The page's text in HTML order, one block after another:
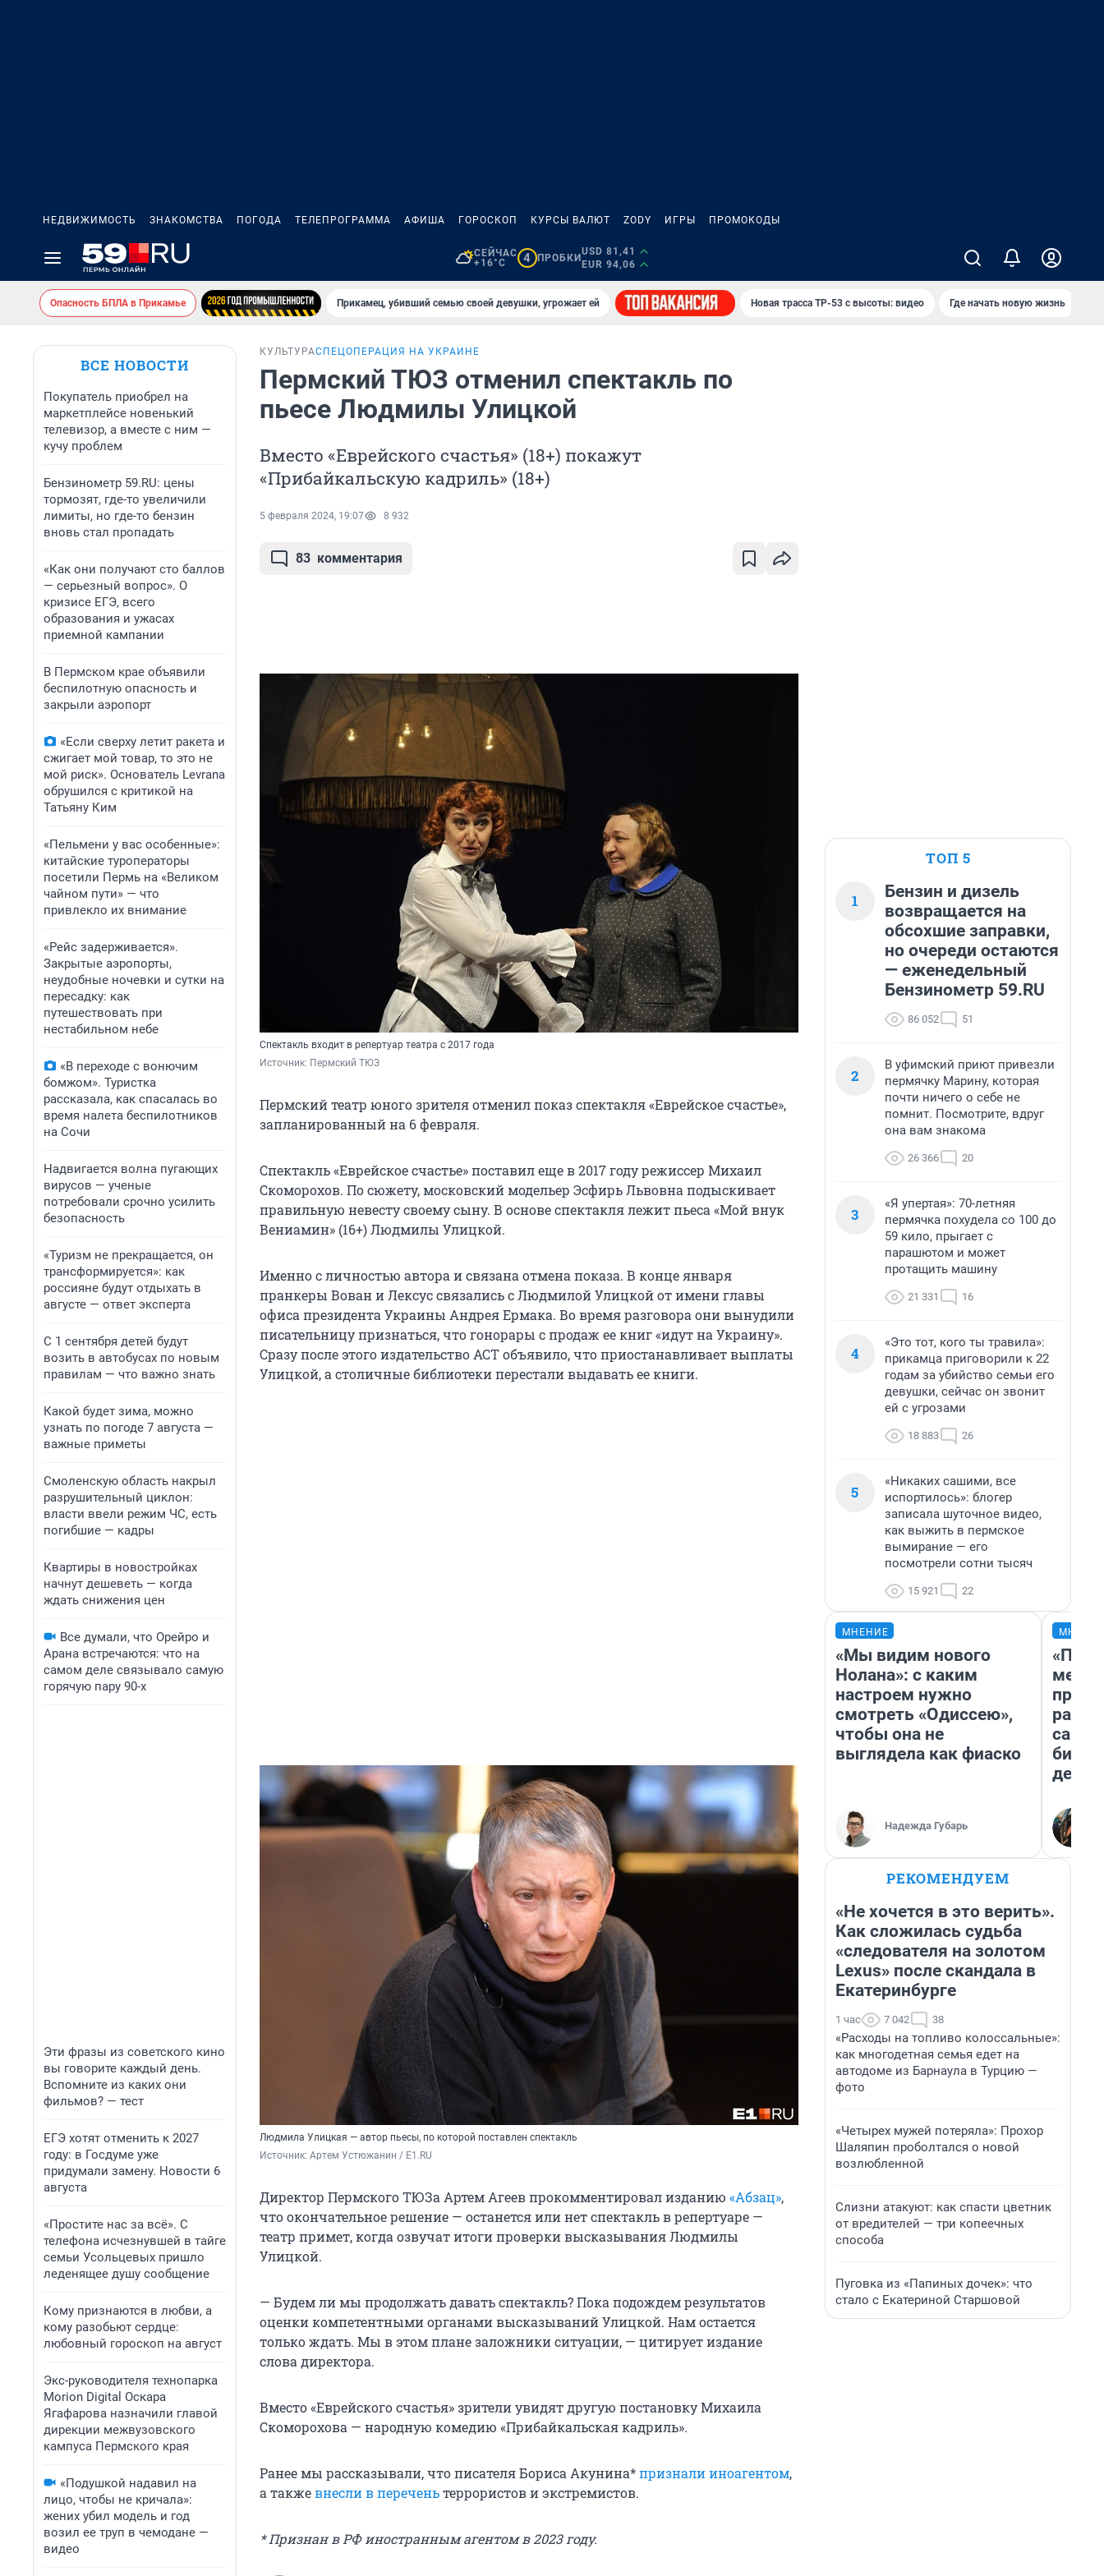
НЕДВИЖИМОСТЬ ЗНАКОМСТВА ПОГОДА ТЕЛЕПРОГРАММА АФИША ГОРОСКОП КУРСЫ ВАЛЮТ ZODY ИГРЫ ПРОМОКОДЫ
СЕЙЧАС
+16°C
4 ПРОБКИ
USD 81,41
EUR 94,06
Опасность БПЛА в Прикамье Прикамец, убивший семью своей девушки, угрожает ей Новая трасса ТР-53 с высоты: видео Где начать новую жизнь
ВСЕ НОВОСТИ
Покупатель приобрел на
маркетплейсе новенький
телевизор, а вместе с ним —
кучу проблем
Бензинометр 59.RU: цены
тормозят, где-то увеличили
лимиты, но где-то бензин
вновь стал пропадать
«Как они получают сто баллов
— серьезный вопрос». О
кризисе ЕГЭ, всего
образования и ужасах
приемной кампании
В Пермском крае объявили
беспилотную опасность и
закрыли аэропорт
«Если сверху летит ракета и
сжигает мой товар, то это не
мой риск». Основатель Levrana
обрушился с критикой на
Татьяну Ким
«Пельмени у вас особенные»:
китайские туроператоры
посетили Пермь на «Великом
чайном пути» — что
привлекло их внимание
«Рейс задерживается».
Закрытые аэропорты,
неудобные ночевки и сутки на
пересадку: как
путешествовать при
нестабильном небе
«В переходе с вонючим
бомжом». Туристка
рассказала, как спасалась во
время налета беспилотников
на Сочи
Надвигается волна пугающих
вирусов — ученые
потребовали срочно усилить
безопасность
«Туризм не прекращается, он
трансформируется»: как
россияне будут отдыхать в
августе — ответ эксперта
С 1 сентября детей будут
возить в автобусах по новым
правилам — что важно знать
Какой будет зима, можно
узнать по погоде 7 августа —
важные приметы
Смоленскую область накрыл
разрушительный циклон:
власти ввели режим ЧС, есть
погибшие — кадры
Квартиры в новостройках
начнут дешеветь — когда
ждать снижения цен
Все думали, что Орейро и
Арана встречаются: что на
самом деле связывало самую
горячую пару 90-х
Эти фразы из советского кино
вы говорите каждый день.
Вспомните из каких они
фильмов? — тест
ЕГЭ хотят отменить к 2027
году: в Госдуме уже
придумали замену. Новости 6
августа
«Простите нас за всё». С
телефона исчезнувшей в тайге
семьи Усольцевых пришло
леденящее душу сообщение
Кому признаются в любви, а
кому разобьют сердце:
любовный гороскоп на август
Экс-руководителя технопарка
Morion Digital Оскара
Ягафарова назначили главой
дирекции межвузовского
кампуса Пермского края
«Подушкой надавил на
лицо, чтобы не кричала»:
жених убил модель и год
возил ее труп в чемодане —
видео
КУЛЬТУРАСПЕЦОПЕРАЦИЯ НА УКРАИНЕ
Пермский ТЮЗ отменил спектакль по
пьесе Людмилы Улицкой
Вместо «Еврейского счастья» (18+) покажут
«Прибайкальскую кадриль» (18+)
5 февраля 2024, 19:07 8 932
83 комментария
Спектакль входит в репертуар театра с 2017 года
Источник: Пермский ТЮЗ
Пермский театр юного зрителя отменил показ спектакля «Еврейское счастье»,
запланированный на 6 февраля.
Спектакль «Еврейское счастье» поставил еще в 2017 году режиссер Михаил
Скоморохов. По сюжету, московский модельер Эсфирь Львовна подыскивает
правильную невесту своему сыну. В основе спектакля лежит пьеса «Мой внук
Вениамин» (16+) Людмилы Улицкой.
Именно с личностью автора и связана отмена показа. В конце января
пранкеры Вован и Лексус связались с Людмилой Улицкой от имени главы
офиса президента Украины Андрея Ермака. Во время разговора они вынудили
писательницу признаться, что гонорары с продаж ее книг «идут на Украину».
Сразу после этого издательство АСТ объявило, что приостанавливает выплаты
Улицкой, а столичные библиотеки перестали выдавать ее книги.
Людмила Улицкая — автор пьесы, по которой поставлен спектакль
Источник: Артем Устюжанин / E1.RU
Директор Пермского ТЮЗа Артем Агеев прокомментировал изданию «Абзац»,
что окончательное решение — останется или нет спектакль в репертуаре —
театр примет, когда озвучат итоги проверки высказывания Людмилы
Улицкой.
— Будем ли мы продолжать давать спектакль? Пока подождем результатов
оценки компетентными органами высказываний Улицкой. Нам остается
только ждать. Мы в этом плане заложники ситуации, — цитирует издание
слова директора.
Вместо «Еврейского счастья» зрители увидят другую постановку Михаила
Скоморохова — народную комедию «Прибайкальская кадриль».
Ранее мы рассказывали, что писателя Бориса Акунина*признали иноагентом,
а такжевнесли в переченьтеррористов и экстремистов.
* Признан в РФ иностранным агентом в 2023 году.
ТОП 5
1
Бензин и дизель
возвращается на
обсохшие заправки,
но очереди остаются
— еженедельный
Бензинометр 59.RU
86 052 51
2
В уфимский приют привезли
пермячку Марину, которая
почти ничего о себе не
помнит. Посмотрите, вдруг
она вам знакома
26 366 20
3
«Я упертая»: 70-летняя
пермячка похудела со 100 до
59 кило, прыгает с
парашютом и может
протащить машину
21 331 16
4
«Это тот, кого ты травила»:
прикамца приговорили к 22
годам за убийство семьи его
девушки, сейчас он звонит
ей с угрозами
18 883 26
5
«Никаких сашими, все
испортилось»: блогер
записала шуточное видео,
как выжить в пермское
вымирание — его
посмотрели сотни тысяч
15 921 22
МНЕНИЕ
«Мы видим нового
Нолана»: с каким
настроем нужно
смотреть «Одиссею»,
чтобы она не
выглядела как фиаско
Надежда Губарь
РЕКОМЕНДУЕМ
«Не хочется в это верить».
Как сложилась судьба
«следователя на золотом
Lexus» после скандала в
Екатеринбурге
1 час 7 042 38
«Расходы на топливо колоссальные»:
как многодетная семья едет на
автодоме из Барнаула в Турцию —
фото
«Четырех мужей потеряла»: Прохор
Шаляпин проболтался о новой
возлюбленной
Слизни атакуют: как спасти цветник
от вредителей — три копеечных
способа
Пуговка из «Папиных дочек»: что
стало с Екатериной Старшовой